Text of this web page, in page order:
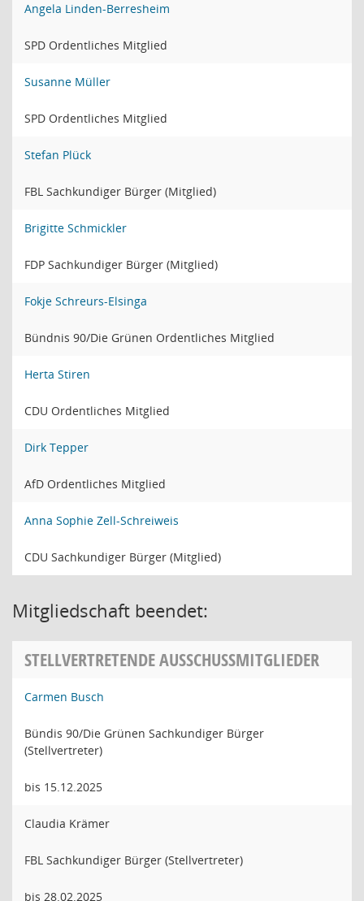
Angela Linden-Berresheim
SPD Ordentliches Mitglied
Susanne Müller
SPD Ordentliches Mitglied
Stefan Plück
FBL Sachkundiger Bürger (Mitglied)
Brigitte Schmickler
FDP Sachkundiger Bürger (Mitglied)
Fokje Schreurs-Elsinga
Bündnis 90/Die Grünen Ordentliches Mitglied
Herta Stiren
CDU Ordentliches Mitglied
Dirk Tepper
AfD Ordentliches Mitglied
Anna Sophie Zell-Schreiweis
CDU Sachkundiger Bürger (Mitglied)
Mitgliedschaft beendet:
STELLVERTRETENDE AUSSCHUSSMITGLIEDER
Carmen Busch
Bündis 90/Die Grünen Sachkundiger Bürger
(Stellvertreter)
bis 15.12.2025
Claudia Krämer
FBL Sachkundiger Bürger (Stellvertreter)
bis 28.02.2025